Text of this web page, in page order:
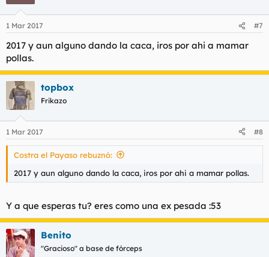
1 Mar 2017 #7
2017 y aun alguno dando la caca, iros por ahi a mamar
pollas.
topbox
Frikazo
1 Mar 2017 #8
Costra el Payaso rebuznó:
2017 y aun alguno dando la caca, iros por ahi a mamar pollas.
Y a que esperas tu? eres como una ex pesada :53
Benito
"Gracioso" a base de fórceps